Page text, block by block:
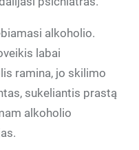
alkoholio.
labai
ramina, jo skilimo
sukeliantis prastą
alkoholio